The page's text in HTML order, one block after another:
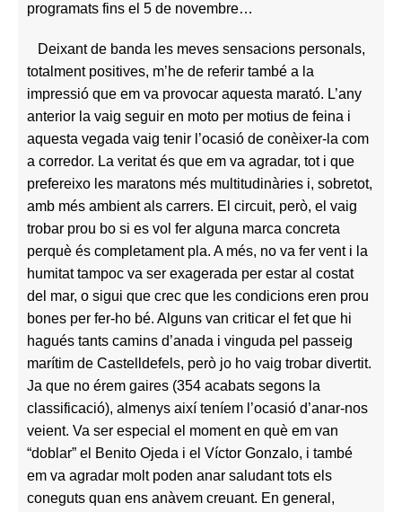
programats fins el 5 de novembre…
Deixant de banda les meves sensacions personals,
totalment positives, m’he de referir també a la
impressió que em va provocar aquesta marató. L’any
anterior la vaig seguir en moto per motius de feina i
aquesta vegada vaig tenir l’ocasió de conèixer-la com
a corredor. La veritat és que em va agradar, tot i que
prefereixo les maratons més multitudinàries i, sobretot,
amb més ambient als carrers. El circuit, però, el vaig
trobar prou bo si es vol fer alguna marca concreta
perquè és completament pla. A més, no va fer vent i la
humitat tampoc va ser exagerada per estar al costat
del mar, o sigui que crec que les condicions eren prou
bones per fer-ho bé. Alguns van criticar el fet que hi
hagués tants camins d’anada i vinguda pel passeig
marítim de Castelldefels, però jo ho vaig trobar divertit.
Ja que no érem gaires (354 acabats segons la
classificació), almenys així teníem l’ocasió d’anar-nos
veient. Va ser especial el moment en què em van
“doblar” el Benito Ojeda i el Víctor Gonzalo, i també
em va agradar molt poden anar saludant tots els
coneguts quan ens anàvem creuant. En general,